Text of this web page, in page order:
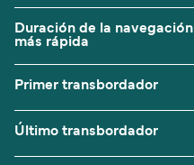
Duración de la navegación
más rápida
Primer transbordador
Último transbordador